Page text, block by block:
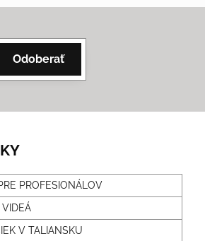
Odoberať
PROFESIONÁLOV
V TALIANSKU